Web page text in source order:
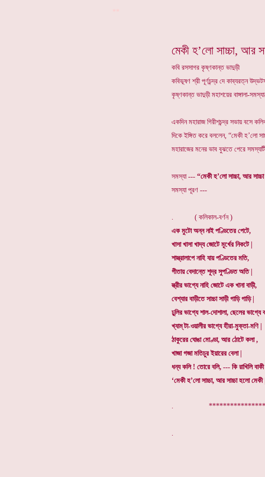
.
মেকী হ’লো সাচ্চা, আর
কবি রসসাগর কৃষ্ণকান্ত ভাদুড়ী
কবিভূষণ শ্রী পূর্ণচন্দ্র দে কাব্যরত্ন
কৃষ্ণকান্ত ভাদুড়ী মহাশয়ের বাঙ্গালা-
একদিন মহারাজ গিরীশচন্দ্র সভায় বসে
দিকে ইঙ্গিত করে বললেন, “মেকী হ’লো
মহারাজের মনের ভাব বুঝতে পেরে
সমস্যা --- “মেকী হ’লো সাচ্চা, আর
সমস্যা পূরণ ---
. ( কলিকাল-বর্ণন )
এক মুটো অন্ন নাই পণ্ডিতের পেটে,
খাসা খাসা খাদ্য জোটে মূর্খের নিকটে |
শাস্ত্রালাপে নাহি যায় পণ্ডিতের মতি,
গীতায় বেদান্তে শূদ্র সুপণ্ডিত অতি |
স্ত্রীর ভাগ্যে নাহি জোটে এক খানা বাড়ী,
বেশ্যার বাড়ীতে সাচ্চা সাড়ী গাড়ি গাড়ি |
ঢুলির ভাগ্যে শাল-দোশালা, ছেলের ভাগ্যে
খ্যাম্ টা-ওয়ালীর ভাগ্যে হীরা-মুক্তা-মণি |
ঠাকুরের ঘোঙা মোণ্ডা, আর ঠোটে কলা ,
খাজা গজা মতিচুর ইয়ারের বেলা |
ধন্য কলি ! তোরে বলি, --- কি রাখিলি
‘মেকী হ’লো সাচ্চা, আর সাচ্চা হলো মেকী